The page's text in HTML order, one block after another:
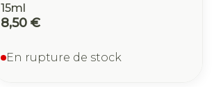
15ml
8,50 €
En rupture de stock